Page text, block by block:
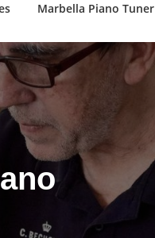
Marbella Piano Tuner